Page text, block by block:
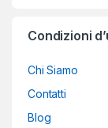
Condizioni
Chi Siamo
Contatti
Blog